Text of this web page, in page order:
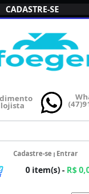
CADASTRE-SE
Cadastre-se | Entrar
0 item(s) - R$